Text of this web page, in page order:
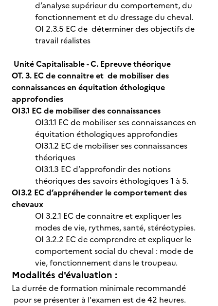
d’analyse supérieur du comportement, du
fonctionnement et du dressage du cheval.
OI 2.3.5 EC de déterminer des objectifs de
travail réalistes
Unité Capitalisable - C. Epreuve théorique
OT. 3. EC de connaitre et de mobiliser des
connaissances en équitation éthologique
approfondies
OI3.1 EC de mobiliser des connaissances
OI3.1.1 EC de mobiliser ses connaissances en
équitation éthologiques approfondies
OI3.1.2 EC de mobiliser ses connaissances
théoriques
OI3.1.3 EC d’approfondir des notions
théoriques des savoirs éthologiques 1 à 5.
OI3.2 EC d’appréhender le comportement des
chevaux
OI 3.2.1 EC de connaitre et expliquer les
modes de vie, rythmes, santé, stéréotypies.
OI 3.2.2 EC de comprendre et expliquer le
comportement social du cheval : mode de
vie, fonctionnement dans le troupeau.
Modalités d'évaluation :
La durrée de formation minimale recommandé
pour se présenter à l'examen est de 42 heures.